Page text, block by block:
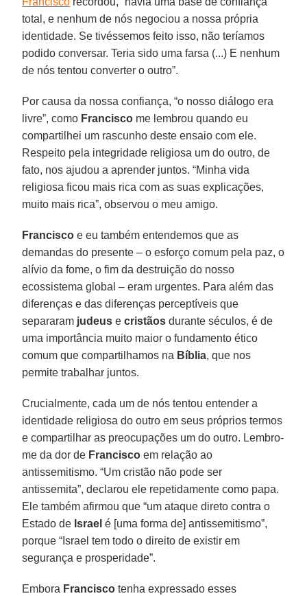
total, e nenhum de nós negociou a nossa própria
identidade. Se tivéssemos feito isso, não teríamos
podido conversar. Teria sido uma farsa (...) E nenhum
de nós tentou converter o outro”.
Por causa da nossa confiança, “o nosso diálogo era
livre”, como Francisco me lembrou quando eu
compartilhei um rascunho deste ensaio com ele.
Respeito pela integridade religiosa um do outro, de
fato, nos ajudou a aprender juntos. “Minha vida
religiosa ficou mais rica com as suas explicações,
muito mais rica”, observou o meu amigo.
Francisco e eu também entendemos que as
demandas do presente – o esforço comum pela paz, o
alívio da fome, o fim da destruição do nosso
ecossistema global – eram urgentes. Para além das
diferenças e das diferenças perceptíveis que
separaram judeus ecristãos durante séculos, é de
uma importância muito maior o fundamento ético
comum que compartilhamos na Bíblia, que nos
permite trabalhar juntos.
Crucialmente, cada um de nós tentou entender a
identidade religiosa do outro em seus próprios termos
e compartilhar as preocupações um do outro. Lembro-
me da dor de Francisco em relação ao
antissemitismo. “Um cristão não pode ser
antissemita”, declarou ele repetidamente como papa.
Ele também afirmou que “um ataque direto contra o
Estado de Israel é [uma forma de] antissemitismo”,
porque “Israel tem todo o direito de existir em
segurança e prosperidade”.
Embora Francisco tenha expressado esses